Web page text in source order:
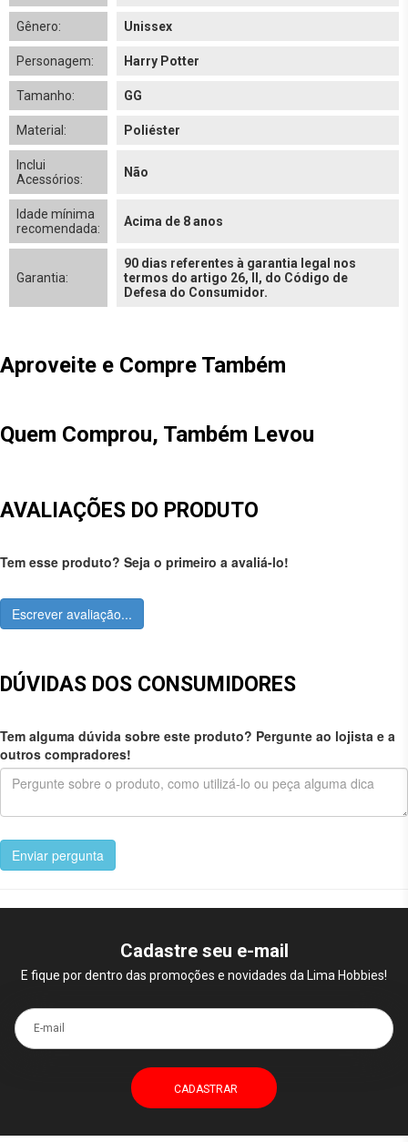
Gênero: Unissex
Personagem: Harry Potter
Tamanho: GG
Material: Poliéster
Inclui
Acessórios:
Não
Idade mínima
recomendada:
Acima de 8 anos
Garantia:
90 dias referentes à garantia legal nos
termos do artigo 26, II, do Código de
Defesa do Consumidor.
Aproveite e Compre Também
Quem Comprou, Também Levou
AVALIAÇÕES DO PRODUTO
Tem esse produto? Seja o primeiro a avaliá-lo!
Escrever avaliação...
DÚVIDAS DOS CONSUMIDORES
Tem alguma dúvida sobre este produto? Pergunte ao lojista e a
outros compradores!
Enviar pergunta
Cadastre seu e-mail
E fique por dentro das promoções e novidades da Lima Hobbies!
E-mail